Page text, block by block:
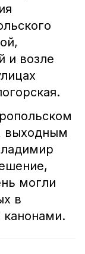
и возле
выходным
могли
в
канонами.